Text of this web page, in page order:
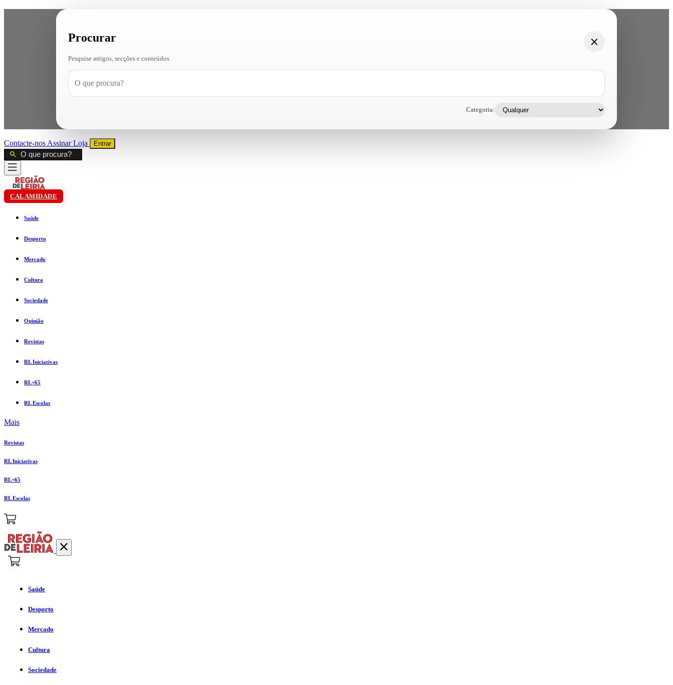
Procurar
Pesquise artigos, secções e conteúdos
Categoria:
Contacte-nos AssinarLoja Entrar
CALAMIDADE
Saúde
Desporto
Mercado
Cultura
Sociedade
Opinião
Revistas
RL Iniciativas
RL+65
RL Escolas
Mais
Revistas
RL Iniciativas
RL+65
RL Escolas
Saúde
Desporto
Mercado
Cultura
Sociedade